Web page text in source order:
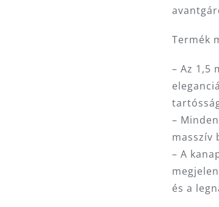
Termék
– Az 1,5
–
masszív
– A
és a